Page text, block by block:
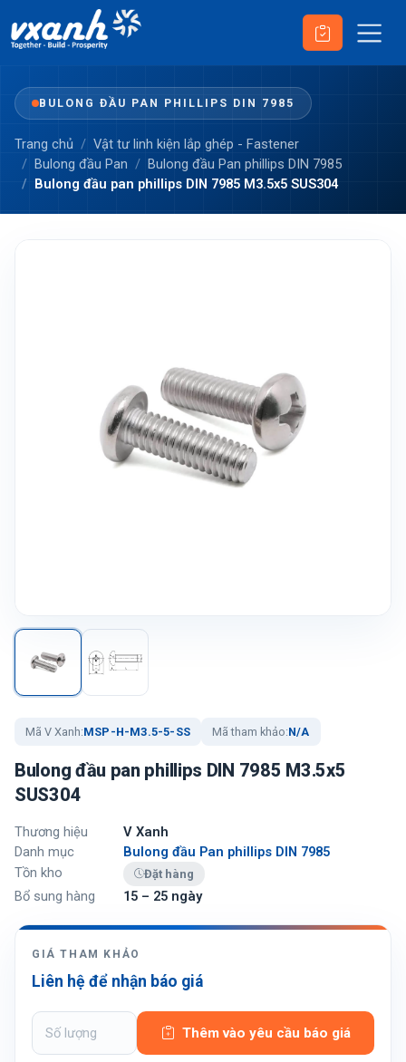
BULONG ĐẦU PAN PHILLIPS DIN 7985
Trang chủ
Vật tư linh kiện lắp ghép - Fastener
Bulong đầu Pan
Bulong đầu Pan phillips DIN 7985
Bulong đầu pan phillips DIN 7985 M3.5x5 SUS304
Mã V Xanh:MSP-H-M3.5-5-SS Mã tham khảo:N/A
Bulong đầu pan phillips DIN 7985 M3.5x5
SUS304
Thương hiệu
V Xanh
Danh mục
Bulong đầu Pan phillips DIN 7985
Tồn kho
Đặt hàng
Bổ sung hàng 15 – 25 ngày
GIÁ THAM KHẢO
Liên hệ để nhận báo giá
Thêm vào yêu cầu báo giá